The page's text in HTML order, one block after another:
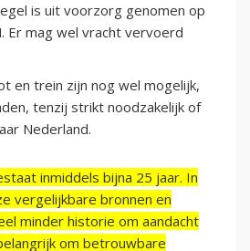
is uit voorzorg genomen op
Er mag wel vracht vervoerd
en trein zijn nog wel mogelijk,
tenzij strikt noodzakelijk of
Nederland.
inmiddels bijna 25 jaar. In
vergelijkbare bronnen en
minder historie om aandacht
om betrouwbare